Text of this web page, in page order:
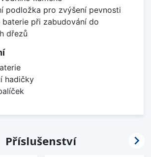
podložka pro zvýšení pevnosti
baterie při zabudování do
dřezů
hadičky
Příslušenství 